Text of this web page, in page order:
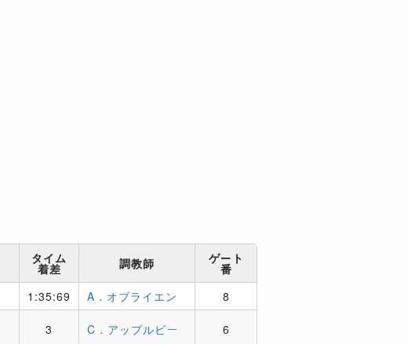
タイム
着差 調教師 ゲート
番
1:35:69 A．オブライエン 8
3 C．アップルビー 6